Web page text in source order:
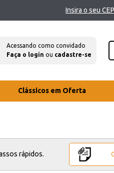
Insira o seu
Acessando como convidado
Faça o login ou cadastre-se
Clássicos em Oferta
rápidos.